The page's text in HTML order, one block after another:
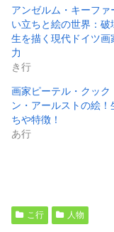
アンゼルム・キーファ
い立ちと絵の世界：破
生を描く現代ドイツ画
力
き行
画家ピーテル・クック
ン・アールストの絵！
ちや特徴！
あ行
こ行 人物